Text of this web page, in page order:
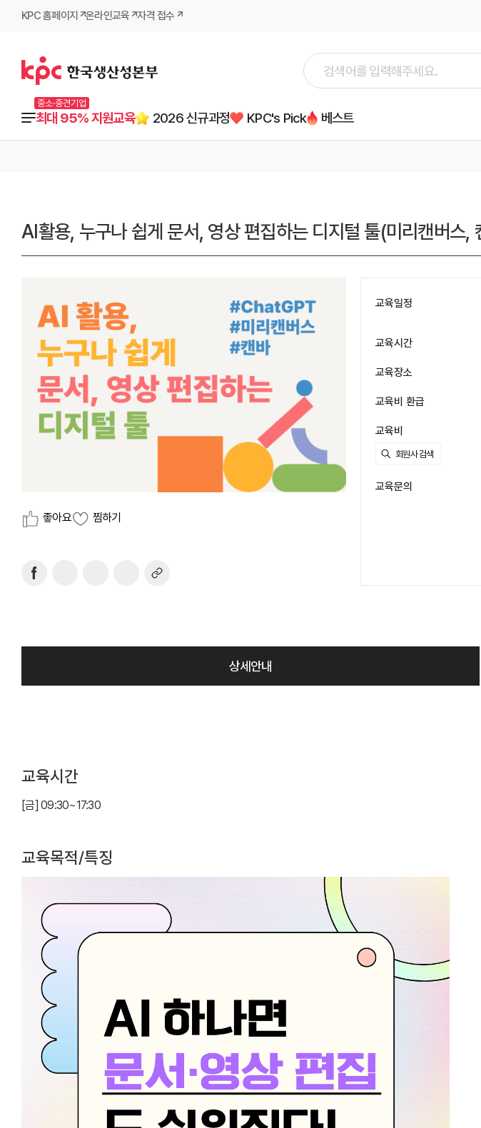
KPC 홈페이지 온라인교육 자격 접수
중소·중견기업
최대 95% 지원교육 2026 신규과정 KPC's Pick 베스트
AI활용, 누구나 쉽게 문서, 영상 편집하는 디지털 툴(미리캔버스,
좋아요 찜하기
교육일정
교육시간
교육장소
교육비 환급
교육비
교육문의
상세안내
교육시간
[금] 09:30~17:30
교육목적/특징